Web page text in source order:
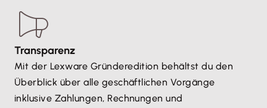
Transparenz
Mit der Lexware Gründeredition behältst du den
Überblick über alle geschäftlichen Vorgänge
inklusive Zahlungen, Rechnungen und